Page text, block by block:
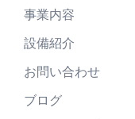
事業内容
設備紹介
お問い合わせ
ブログ